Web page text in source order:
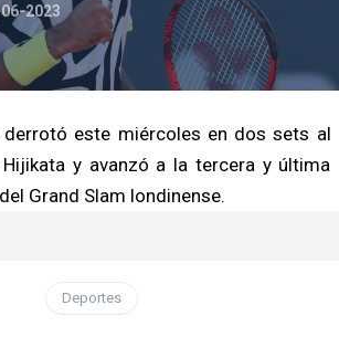
2023
derrotó este miércoles en dos sets al
Hijikata y avanzó a la tercera y última
Grand Slam londinense.
Deportes